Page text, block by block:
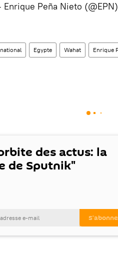
Enrique Peña Nieto (@EPN)
Egypte Wahat Enrique
des actus: la
de Sputnik"